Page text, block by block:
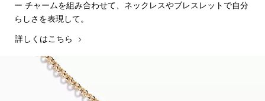
ー チャームを組み合わせて、ネックレスやブレスレットで自分
らしさを表現して。
詳しくはこちら